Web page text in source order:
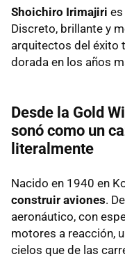
Shoichiro Irimajiri
Discreto, brillante y
arquitectos del éxito
dorada en los años
Desde la Gold
sonó como un
literalmente
Nacido en 1940 en
construir aviones.
aeronáutico, con
motores a reacción,
cielos que de las